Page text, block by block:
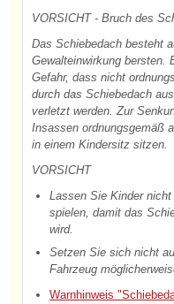
VORSICHT - Bruch des
Das Schiebedach besteht
Gewalteinwirkung bersten.
Gefahr, dass nicht
durch das Schiebedach
verletzt werden. Zur
Insassen ordnungsgemäß
in einem Kindersitz sitzen.
VORSICHT
Lassen Sie Kinder
spielen, damit das
wird.
Setzen Sie sich nicht
Fahrzeug
Warnhinweis